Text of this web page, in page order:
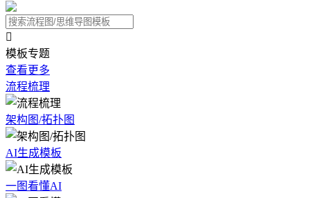

模板专题
查看更多
流程梳理
架构图/拓扑图
AI生成模板
一图看懂AI